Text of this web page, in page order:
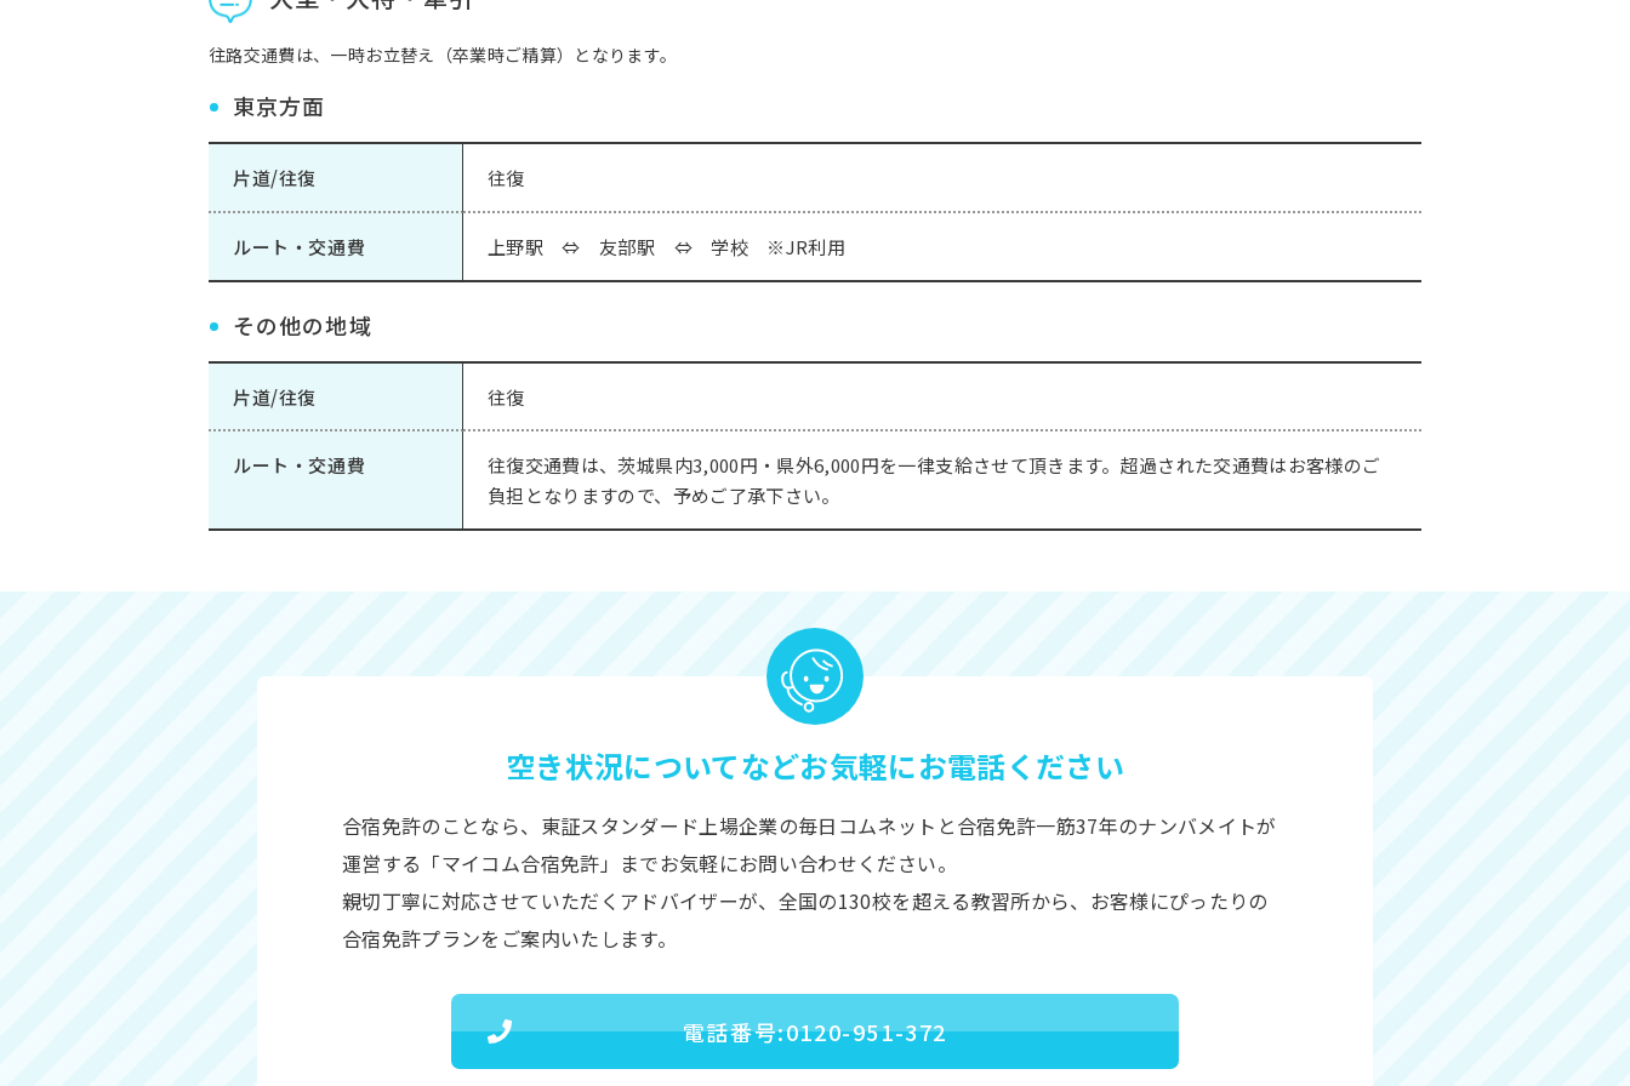
往路交通費は、一時お立替え（卒業時ご精算）となります。
東京方面
片道/往復 往復
ルート・交通費 上野駅 ⇔ 友部駅 ⇔ 学校 ※JR利用
その他の地域
片道/往復 往復
ルート・交通費
往復交通費は、茨城県内3,000円・県外6,000円を一律支給させて頂きます。超過された交通費はお客様のご
負担となりますので、予めご了承下さい。
空き状況についてなどお気軽にお電話ください
合宿免許のことなら、東証スタンダード上場企業の毎日コムネットと合宿免許一筋37年のナンバメイトが
運営する「マイコム合宿免許」までお気軽にお問い合わせください。
親切丁寧に対応させていただくアドバイザーが、全国の130校を超える教習所から、お客様にぴったりの
合宿免許プランをご案内いたします。
電話番号:0120-951-372